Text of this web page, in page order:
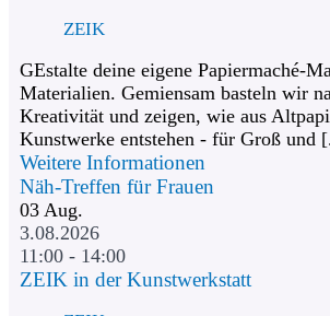
ZEIK
GEstalte deine eigene Papiermaché-
Materialien. Gemiensam basteln wir
Kreativität und zeigen, wie aus
Kunstwerke entstehen - für Groß und
Weitere Informationen
Näh-Treffen für Frauen
03 Aug.
3.08.2026
11:00 - 14:00
ZEIK in der Kunstwerkstatt